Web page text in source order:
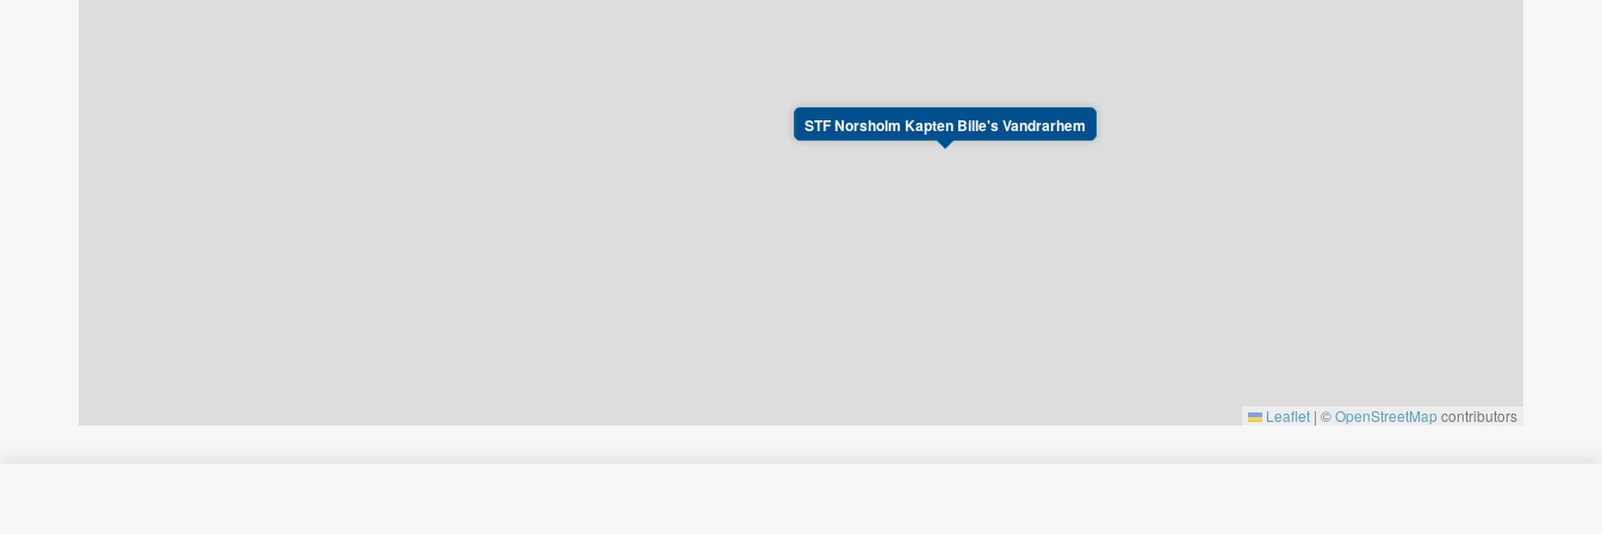
STF Norsholm Kapten Bille's Vandrarhem
Leaflet | ©OpenStreetMapcontributors